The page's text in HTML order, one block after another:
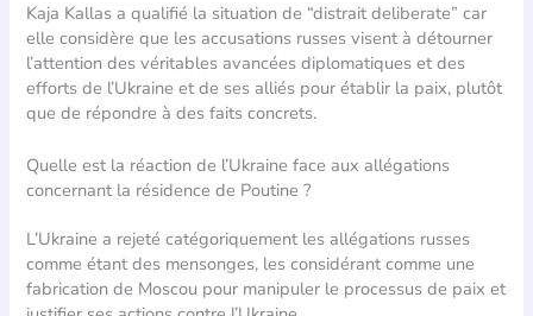
Kaja Kallas a qualifié la situation de “distrait deliberate” car
elle considère que les accusations russes visent à détourner
l’attention des véritables avancées diplomatiques et des
efforts de l’Ukraine et de ses alliés pour établir la paix, plutôt
que de répondre à des faits concrets.
Quelle est la réaction de l’Ukraine face aux allégations
concernant la résidence de Poutine ?
L’Ukraine a rejeté catégoriquement les allégations russes
comme étant des mensonges, les considérant comme une
fabrication de Moscou pour manipuler le processus de paix et